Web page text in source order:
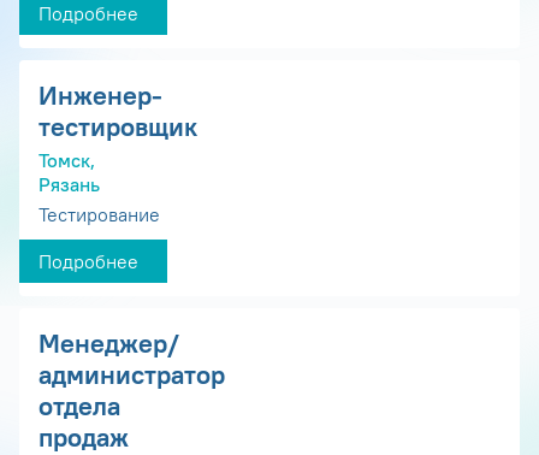
Подробнее
Инженер-
тестировщик
Томск,
Рязань
Тестирование
Подробнее
Менеджер/
администратор
отдела
продаж